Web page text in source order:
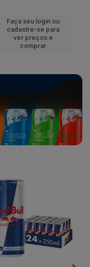
Faça seu login ou
cadastre-se para
ver preços e
comprar